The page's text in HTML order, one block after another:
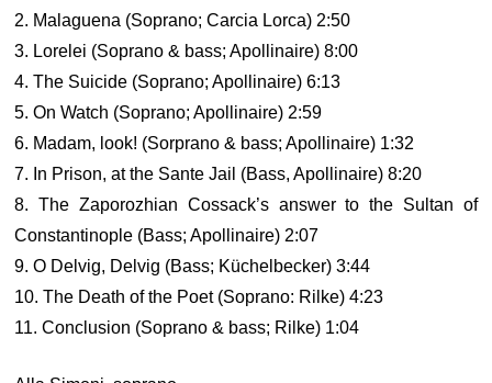
2. Malaguena (Soprano; Carcia Lorca) 2:50
3. Lorelei (Soprano & bass; Apollinaire) 8:00
4. The Suicide (Soprano; Apollinaire) 6:13
5. On Watch (Soprano; Apollinaire) 2:59
6. Madam, look! (Sorprano & bass; Apollinaire) 1:32
7. In Prison, at the Sante Jail (Bass, Apollinaire) 8:20
8. The Zaporozhian Cossack’s answer to the Sultan of
Constantinople (Bass; Apollinaire) 2:07
9. O Delvig, Delvig (Bass; Küchelbecker) 3:44
10. The Death of the Poet (Soprano: Rilke) 4:23
11. Conclusion (Soprano & bass; Rilke) 1:04